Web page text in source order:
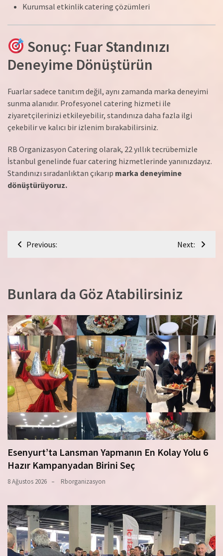
Kurumsal etkinlik catering çözümleri
Sonuç: Fuar Standınızı
Deneyime Dönüştürün
Fuarlar sadece tanıtım değil, aynı zamanda marka deneyimi
sunma alanıdır. Profesyonel catering hizmeti ile
ziyaretçilerinizi etkileyebilir, standınıza daha fazla ilgi
çekebilir ve kalıcı bir izlenim bırakabilirsiniz.
RB Organizasyon Catering olarak, 22 yıllık tecrübemizle
İstanbul genelinde fuar catering hizmetlerinde yanınızdayız.
Standınızı sıradanlıktan çıkarıp marka deneyimine
dönüştürüyoruz.
YazıPrevious: Next:
Bunlara da Göz Atabilirsiniz
Esenyurt’ta Lansman Yapmanın En Kolay Yolu 6
Hazır Kampanyadan Birini Seç
8 Ağustos 2026 Rborganizasyon